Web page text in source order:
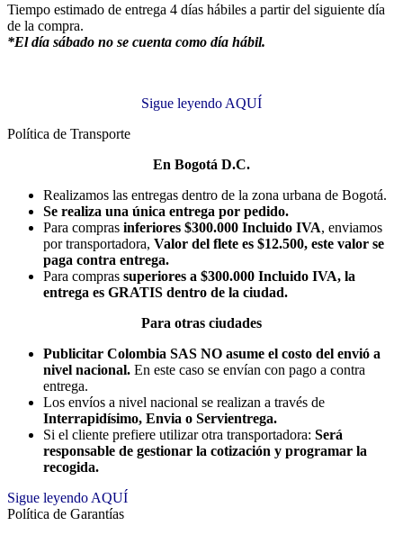
Tiempo estimado de entrega 4 días hábiles a partir del siguiente día
de la compra.
*El día sábado no se cuenta como día hábil.
Sigue leyendo AQUÍ
Política de Transporte
En Bogotá D.C.
Realizamos las entregas dentro de la zona urbana de Bogotá.
Se realiza una única entrega por pedido.
Para compras inferiores $300.000 Incluido IVA, enviamos
por transportadora, Valor del flete es $12.500, este valor se
paga contra entrega.
Para compras superiores a $300.000 Incluido IVA, la
entrega es GRATIS dentro de la ciudad.
Para otras ciudades
Publicitar Colombia SAS NO asume el costo del envió a
nivel nacional. En este caso se envían con pago a contra
entrega.
Los envíos a nivel nacional se realizan a través de
Interrapidísimo, Envia o Servientrega.
Si el cliente prefiere utilizar otra transportadora: Será
responsable de gestionar la cotización y programar la
recogida.
Sigue leyendo AQUÍ
Política de Garantías